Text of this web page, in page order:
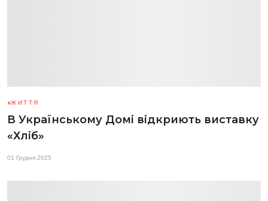
ЖИТТЯ
В Українському Домі відкриють виставку
«Хліб»
01 Грудня 2025